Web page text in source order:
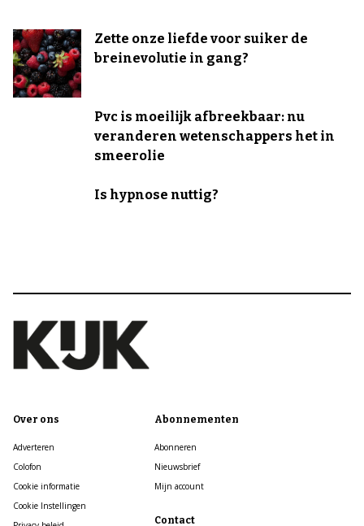
Zette onze liefde voor suiker de
breinevolutie in gang?
Pvc is moeilijk afbreekbaar: nu
veranderen wetenschappers het in
smeerolie
Is hypnose nuttig?
Over ons
Adverteren
Colofon
Cookie informatie
Cookie Instellingen
Abonnementen
Abonneren
Nieuwsbrief
Mijn account
Contact